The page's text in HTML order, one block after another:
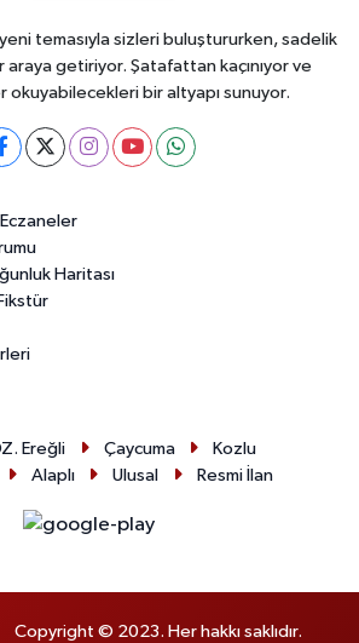
temasıyla sizleri buluştururken, sadelik
araya getiriyor. Şatafattan kaçınıyor ve
okuyabilecekleri bir altyapı sunuyor.
Haritası
Ereğli Çaycuma
Kozlu
Alaplı Ulusal Resmi İlan
Copyright © 2023. Her hakkı saklıdır.